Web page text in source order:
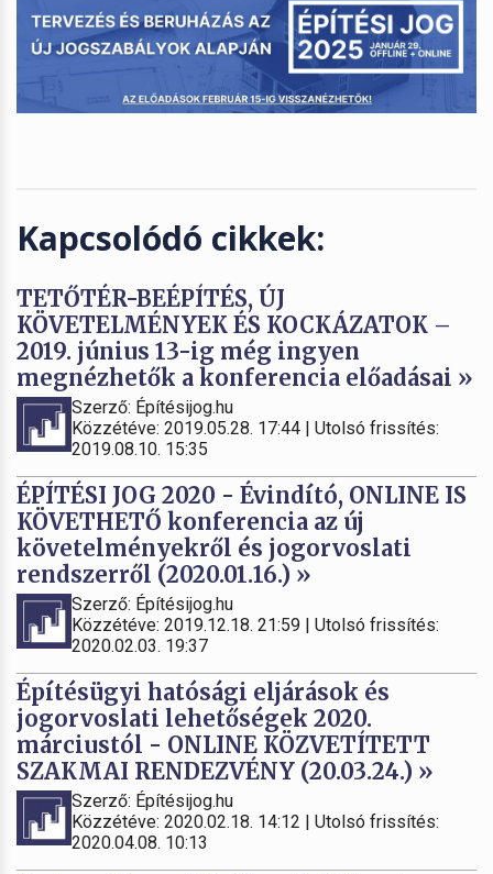
Kapcsolódó cikkek:
TETŐTÉR-BEÉPÍTÉS, ÚJ
KÖVETELMÉNYEK ÉS KOCKÁZATOK –
2019. június 13-ig még ingyen
megnézhetők a konferencia előadásai »
Szerző: Építésijog.hu
Közzétéve: 2019.05.28. 17:44 | Utolsó frissítés:
2019.08.10. 15:35
ÉPÍTÉSI JOG 2020 - Évindító, ONLINE IS
KÖVETHETŐ konferencia az új
követelményekről és jogorvoslati
rendszerről (2020.01.16.) »
Szerző: Építésijog.hu
Közzétéve: 2019.12.18. 21:59 | Utolsó frissítés:
2020.02.03. 19:37
Építésügyi hatósági eljárások és
jogorvoslati lehetőségek 2020.
márciustól - ONLINE KÖZVETÍTETT
SZAKMAI RENDEZVÉNY (20.03.24.) »
Szerző: Építésijog.hu
Közzétéve: 2020.02.18. 14:12 | Utolsó frissítés:
2020.04.08. 10:13